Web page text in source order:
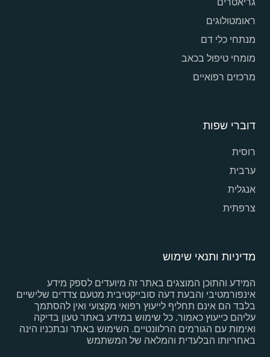
גריאטרים
ראומטולוגים
מנתחי כלי דם
מומחי טיפול בכאב
מרכזים רפואיים
דוברי שפות
רוסית
ערבית
אנגלית
צרפתית
מדיניות ותנאי שימוש
המידע והתוכן המוצגים באתר זה מיועדים לספק מידע
אינפורמטיבי והבעת דעה סובייקטיבית מטעם צדדים שלישיים
בלבד הם אינם תחליף לייעוץ רפואי מקצועי ואין להסתמך
עליהם כייעוץ כאמור. כל שימוש במידע באתר טעון בדיקה
ואימות עם הגורמים הרלוונטיים. השימוש באתר ובתכניו הינה
באחריותו הבלעדית והמלאה של המשתמש